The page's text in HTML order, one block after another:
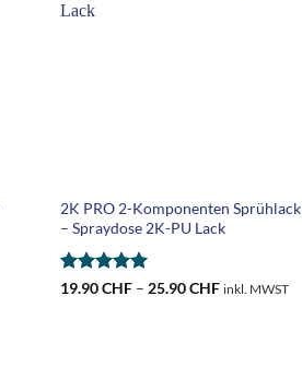
2K PRO 2-Komponenten Sprühlack
– Spraydose 2K-PU Lack
Bewertet
19.90CHF – 25.90CHFPreisspanne:
inkl. MWST